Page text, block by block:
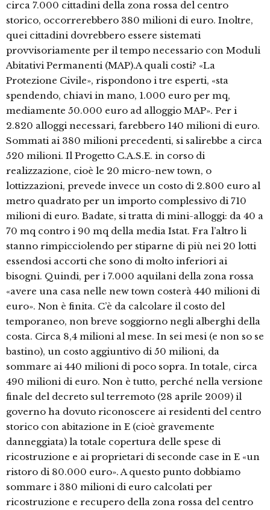
circa 7.000 cittadini della zona rossa del centro
storico, occorrerebbero 380 milioni di euro. Inoltre,
quei cittadini dovrebbero essere sistemati
provvisoriamente per il tempo necessario con Moduli
Abitativi Permanenti (MAP).A quali costi? «La
Protezione Civile», rispondono i tre esperti, «sta
spendendo, chiavi in mano, 1.000 euro per mq,
mediamente 50.000 euro ad alloggio MAP». Per i
2.820 alloggi necessari, farebbero 140 milioni di euro.
Sommati ai 380 milioni precedenti, si salirebbe a circa
520 milioni. Il Progetto C.A.S.E. in corso di
realizzazione, cioè le 20 micro-new town, o
lottizzazioni, prevede invece un costo di 2.800 euro al
metro quadrato per un importo complessivo di 710
milioni di euro. Badate, si tratta di mini-alloggi: da 40 a
70 mq contro i 90 mq della media Istat. Fra l’altro li
stanno rimpicciolendo per stiparne di più nei 20 lotti
essendosi accorti che sono di molto inferiori ai
bisogni. Quindi, per i 7.000 aquilani della zona rossa
«avere una casa nelle new town costerà 440 milioni di
euro». Non è finita. C’è da calcolare il costo del
temporaneo, non breve soggiorno negli alberghi della
costa. Circa 8,4 milioni al mese. In sei mesi (e non so se
bastino), un costo aggiuntivo di 50 milioni, da
sommare ai 440 milioni di poco sopra. In totale, circa
490 milioni di euro. Non è tutto, perché nella versione
finale del decreto sul terremoto (28 aprile 2009) il
governo ha dovuto riconoscere ai residenti del centro
storico con abitazione in E (cioè gravemente
danneggiata) la totale copertura delle spese di
ricostruzione e ai proprietari di seconde case in E «un
ristoro di 80.000 euro». A questo punto dobbiamo
sommare i 380 milioni di euro calcolati per
ricostruzione e recupero della zona rossa del centro